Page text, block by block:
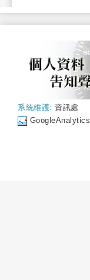
系統維護: 資訊處
GoogleAnalytics